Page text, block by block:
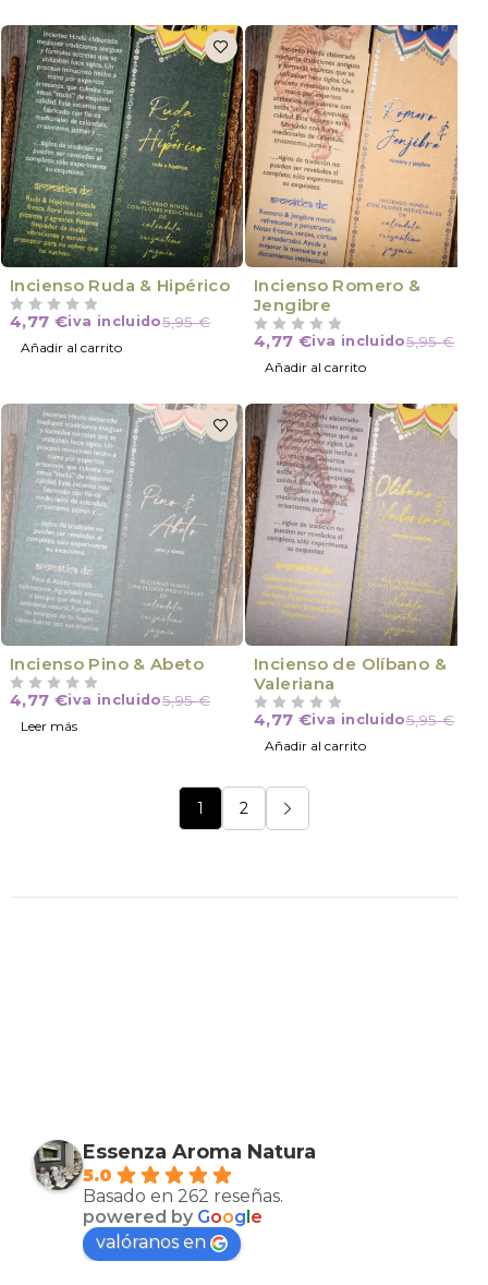
Incienso Ruda & Hipérico
5,95€
4,77 €iva incluido
Añadir al carrito
Incienso Romero &
Jengibre
5,95€
4,77 €iva incluido
Añadir al carrito
VÍCTIMA DE SU ÉXITO
Incienso Pino & Abeto
5,95€
4,77 €iva incluido
Leer más
Incienso de Olíbano &
Valeriana
5,95€
4,77 €iva incluido
Añadir al carrito
1 2
Essenza Aroma Natura
5.0
Basado en 262 reseñas.
powered by Goog e
valóranos en